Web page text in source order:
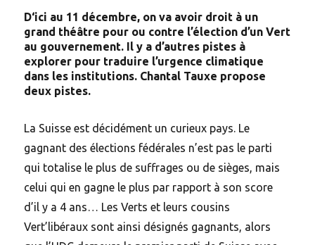
D‘ici au 11 décembre, on va avoir droit à un
grand théâtre pour ou contre l’élection d’un Vert
au gouvernement. Il y a d’autres pistes à
explorer pour traduire l’urgence climatique
dans les institutions. Chantal Tauxe propose
deux pistes.
La Suisse est décidément un curieux pays. Le
gagnant des élections fédérales n’est pas le parti
qui totalise le plus de suffrages ou de sièges, mais
celui qui en gagne le plus par rapport à son score
d’il y a 4 ans… Les Verts et leurs cousins
Vert’libéraux sont ainsi désignés gagnants, alors